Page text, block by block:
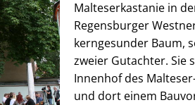
Malteserkastanie in
Regensburger
kerngesunder Baum,
zweier Gutachter. Sie
Innenhof des
und dort einem